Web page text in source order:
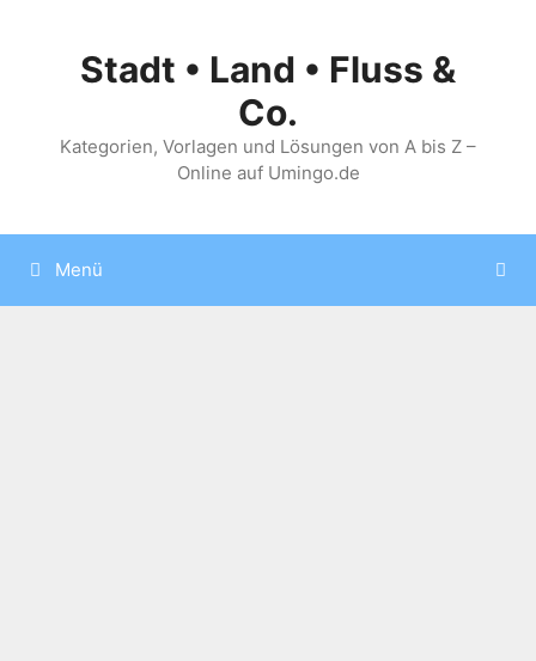
springenStadt • Land • Fluss &
Co.
Kategorien, Vorlagen und Lösungen von A bis Z –
Online auf Umingo.de
Menü